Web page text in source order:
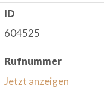
ID
604525
Rufnummer
Jetzt anzeigen